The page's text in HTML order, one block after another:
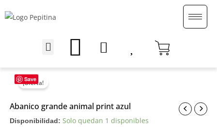
al
Menu
¡Oferta!
Save
Abanico grande animal print azul
Disponibilidad: Solo quedan 1 disponibles